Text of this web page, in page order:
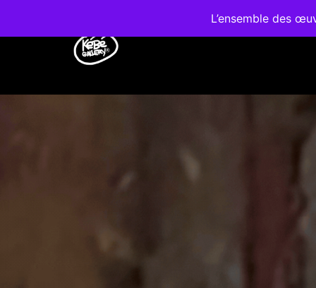
L’ensemble des